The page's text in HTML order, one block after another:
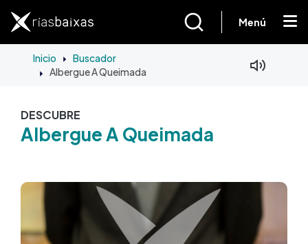
Menú
Inicio Buscador
Albergue A Queimada
DESCUBRE
Albergue A Queimada
Imagen